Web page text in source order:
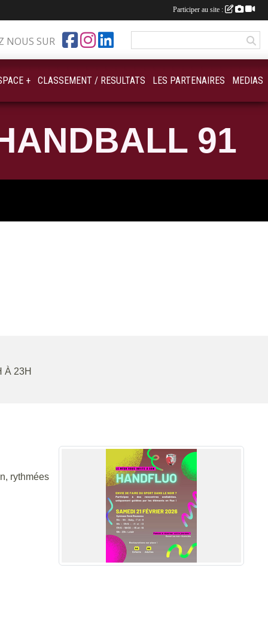
91
À 23H
rythmées
NOUS SUR
+ CLASSEMENT / RESULTATS LES PARTENAIRES MEDIAS
Participer au site :